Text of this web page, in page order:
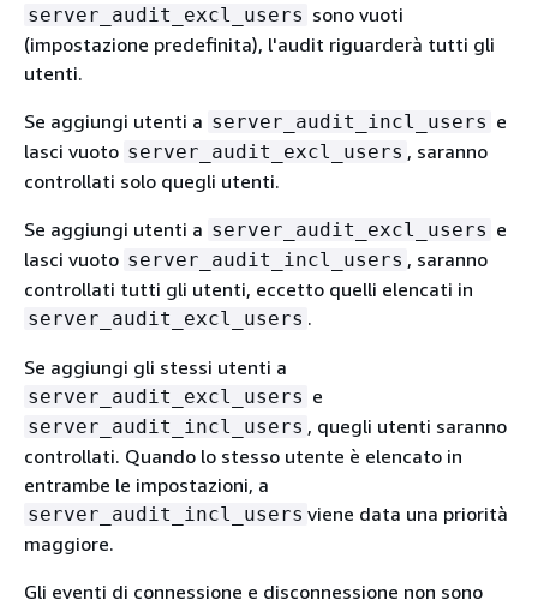
server_audit_excl_users sono vuoti
(impostazione predefinita), l'audit riguarderà tutti gli
utenti.
Se aggiungi utenti a server_audit_incl_users e
lasci vuoto server_audit_excl_users , saranno
controllati solo quegli utenti.
Se aggiungi utenti a server_audit_excl_users e
lasci vuoto server_audit_incl_users , saranno
controllati tutti gli utenti, eccetto quelli elencati in
server_audit_excl_users .
Se aggiungi gli stessi utenti a
server_audit_excl_users e
server_audit_incl_users , quegli utenti saranno
controllati. Quando lo stesso utente è elencato in
entrambe le impostazioni, a
server_audit_incl_users viene data una priorità
maggiore.
Gli eventi di connessione e disconnessione non sono